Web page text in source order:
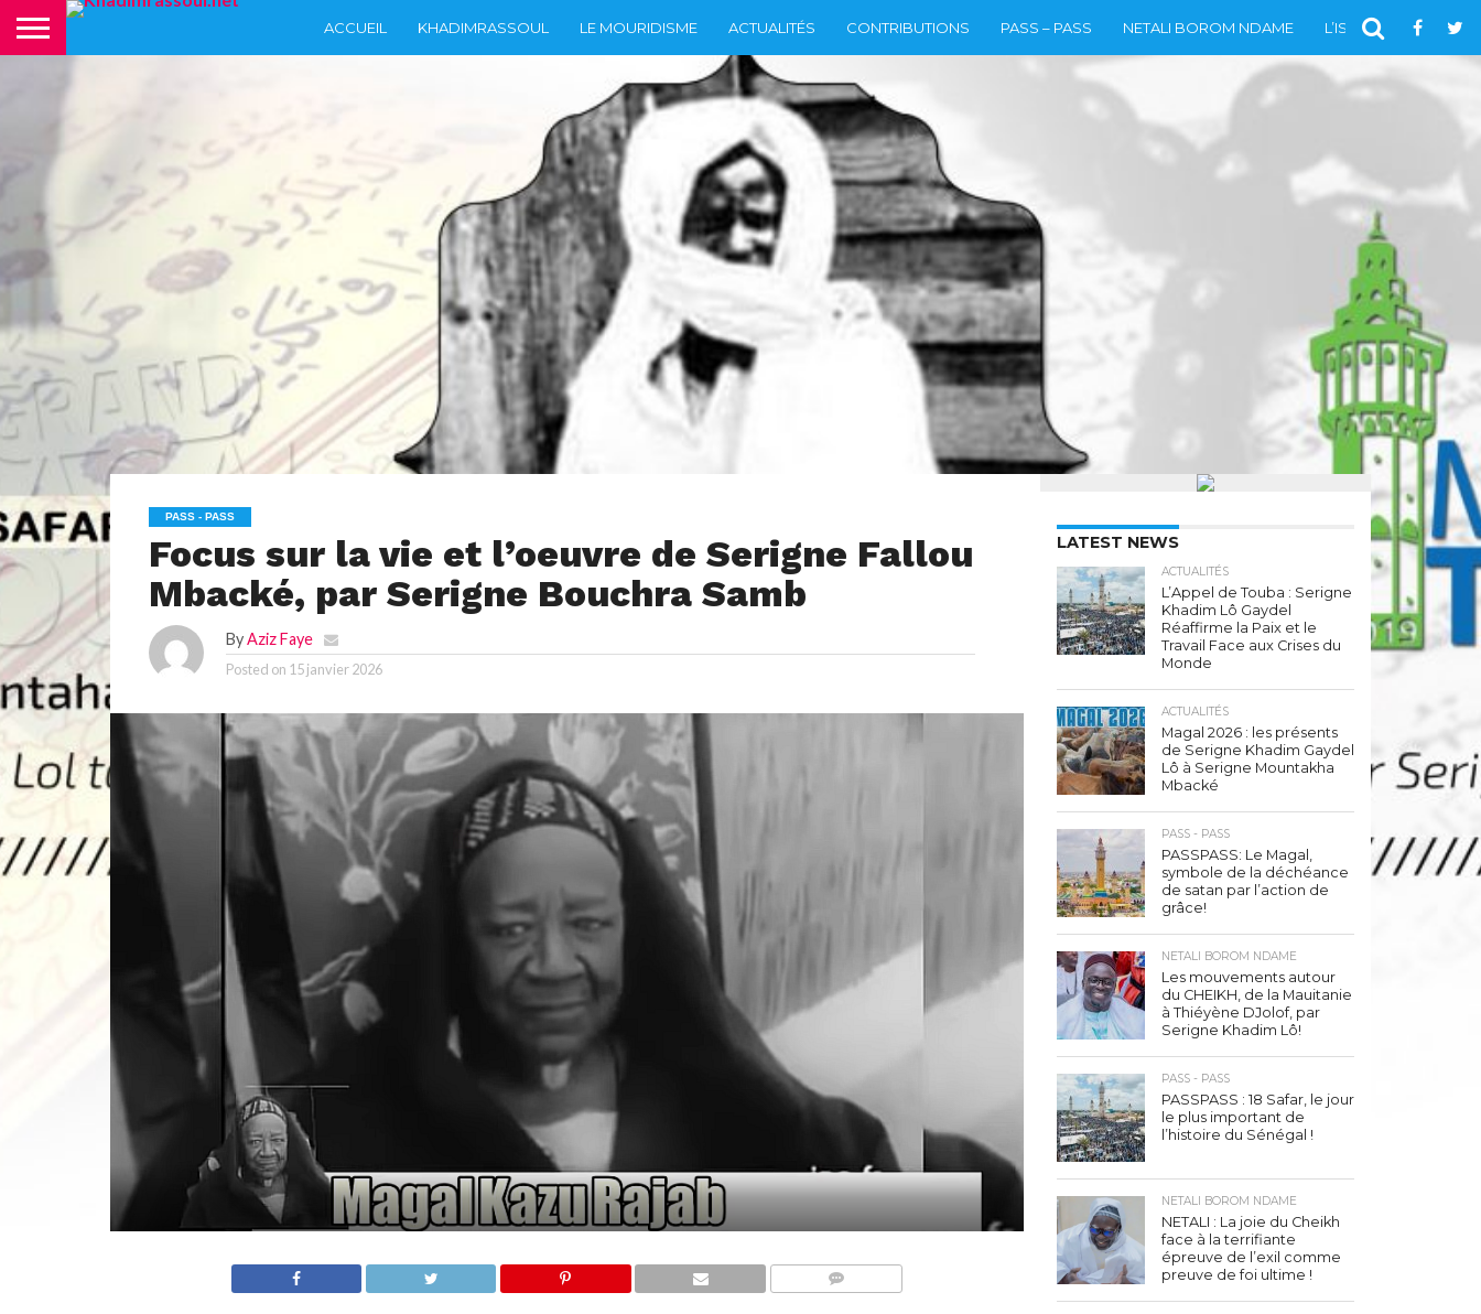
ACCUEIL KHADIMRASSOUL LE MOURIDISME ACTUALITÉS CONTRIBUTIONS PASS – PASS NETALI BOROM NDAME L’ISLAM VIDÉOS
PASS - PASS
Focus sur la vie et l’oeuvre de Serigne Fallou
Mbacké, par Serigne Bouchra Samb
ByAziz Faye
Posted on 15 janvier 2026
LATEST NEWS
ACTUALITÉS
L’Appel de Touba : Serigne
Khadim Lô Gaydel
Réaffirme la Paix et le
Travail Face aux Crises du
Monde
ACTUALITÉS
Magal 2026 : les présents
de Serigne Khadim Gaydel
Lô à Serigne Mountakha
Mbacké
PASS - PASS
PASSPASS: Le Magal,
symbole de la déchéance
de satan par l’action de
grâce!
NETALI BOROM NDAME
Les mouvements autour
du CHEIKH, de la Mauitanie
à Thiéyène DJolof, par
Serigne Khadim Lô!
PASS - PASS
PASSPASS : 18 Safar, le jour
le plus important de
l’histoire du Sénégal !
NETALI BOROM NDAME
NETALI : La joie du Cheikh
face à la terrifiante
épreuve de l’exil comme
preuve de foi ultime !